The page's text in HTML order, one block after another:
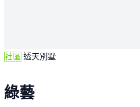
社區 透天別墅
綠藝